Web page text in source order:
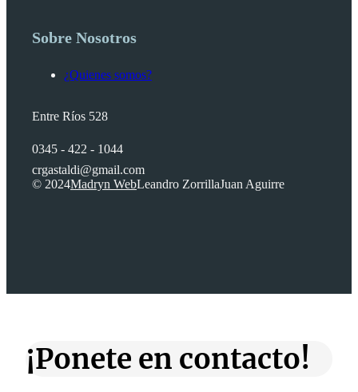
Sobre Nosotros
¿Quienes somos?
Entre Ríos 528
0345 - 422 - 1044
crgastaldi@gmail.com
© 2024Madryn WebLeandro ZorrillaJuan Aguirre
¡Ponete en contacto!